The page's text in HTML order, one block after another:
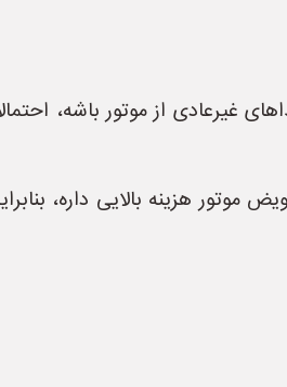
غیرعادی از موتور باشه،
هزینه بالایی داره،